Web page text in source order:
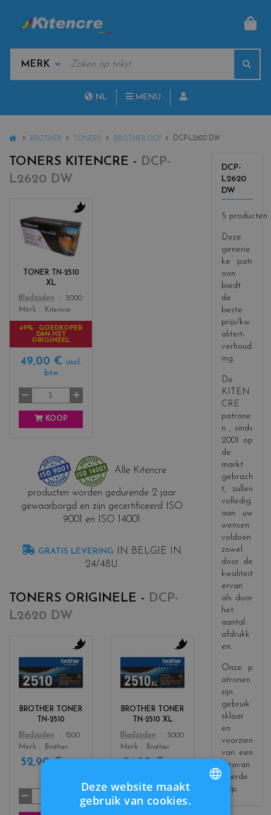
MANUFACTURERS
NL MENU
HOMEBROTHER TONERS BROTHER DCP DCP-L2620 DW
TONERS KITENCRE - DCP-
L2620 DW
TONER TN-2510
XL
Color
c
o
l
o
b
a
k
Bladzijden
3000
Merk
Kitencre
49% GOEDKOPER
DAN HET
ORIGINEEL
49,00 €
incl.
btw
KOOP
Alle Kitencre
producten worden gedurende 2 jaar
gewaarborgd en zijn gecertificeerd ISO
9001 en ISO 14001
GRATIS LEVERING IN BELGIË IN
24/48U
TONERS ORIGINELE - DCP-
L2620 DW
BROTHER TONER
TN-2510
Color
c
o
l
r
b
Bladzijden
1200
Merk
Brother
52,90 €
BROTHER TONER
TN-2510 XL
Color
c
o
l
r
b
k
Bladzijden
3000
Merk
Brother
DCP-
L2620
DW
5 producten
Deze
generie
ke patr
oon
biedt
de
beste
prijs/kw
aliteit-
verhoud
ing.
De
KITEN
CRE
patrone
n , sinds
2001 op
de
markt
gebrach
t, zullen
volledig
aan uw
wensen
voldoen
zowel
door de
kwaliteit
ervan
als door
het
aantal
afdrukk
en.
Onze p
atronen
zijn
gebruik
sklaar
en
voorzien
van een
geavan
ceerde
chip.
FRENCH
Deze website maakt
gebruik van cookies.